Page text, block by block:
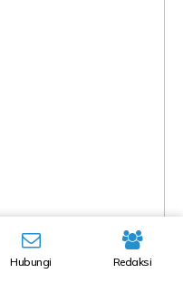
Hubungi Redaksi